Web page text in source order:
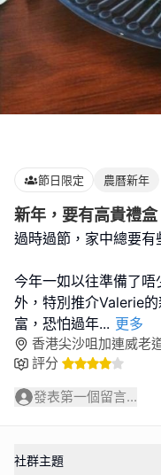
節日限定 農曆新年
新年，要有高貴禮盒
過時過節，家中總要有
今年一如以往準備了
外，特別推介Valerie
富，恐怕過年... 更多
香港尖沙咀加連威老
評分
發表第一個留言...
社群主題